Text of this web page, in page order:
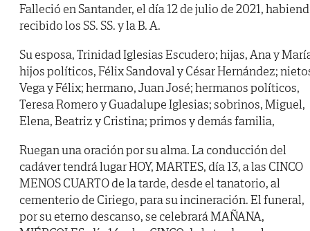
Falleció en Santander, el día 12 de julio de 2021,
recibido los SS. SS. y la B. A.
Su esposa, Trinidad Iglesias Escudero; hijas, Ana y
hijos políticos, Félix Sandoval y César Hernández;
Vega y Félix; hermano, Juan José; hermanos políticos,
Teresa Romero y Guadalupe Iglesias; sobrinos, Miguel,
Elena, Beatriz y Cristina; primos y demás familia,
Ruegan una oración por su alma. La conducción del
cadáver tendrá lugar HOY, MARTES, día 13, a las CINCO
MENOS CUARTO de la tarde, desde el tanatorio, al
cementerio de Ciriego, para su incineración. El funeral,
por su eterno descanso, se celebrará MAÑANA,